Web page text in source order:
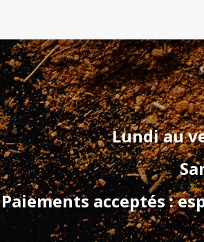
Lundi au
Paiements acceptés :